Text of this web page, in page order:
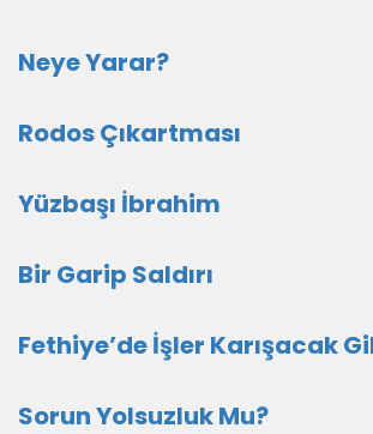
Neye Yarar?
Rodos Çıkartması
Yüzbaşı İbrahim
Bir Garip Saldırı
Fethiye’de İşler Karışacak
Sorun Yolsuzluk Mu?